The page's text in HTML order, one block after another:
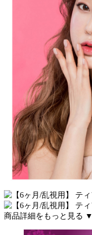
商品詳細をもっと見る ▼